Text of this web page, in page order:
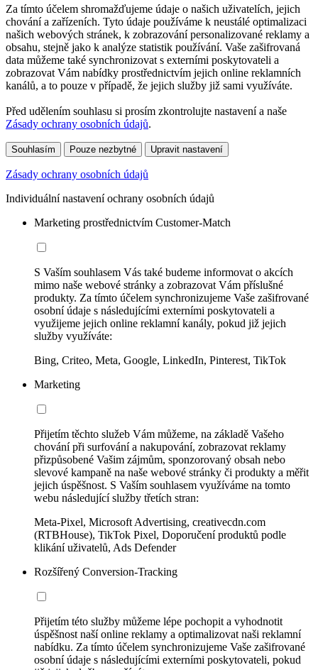
Za tímto účelem shromažďujeme údaje o našich uživatelích, jejich
chování a zařízeních. Tyto údaje používáme k neustálé optimalizaci
našich webových stránek, k zobrazování personalizované reklamy a
obsahu, stejně jako k analýze statistik používání. Vaše zašifrovaná
data můžeme také synchronizovat s externími poskytovateli a
zobrazovat Vám nabídky prostřednictvím jejich online reklamních
kanálů, a to pouze v případě, že jejich služby již sami využíváte.
Před udělením souhlasu si prosím zkontrolujte nastavení a naše
Zásady ochrany osobních údajů.
Souhlasím Pouze nezbytné Upravit nastavení
Zásady ochrany osobních údajů
Individuální nastavení ochrany osobních údajů
Marketing prostřednictvím Customer-Match
S Vaším souhlasem Vás také budeme informovat o akcích
mimo naše webové stránky a zobrazovat Vám příslušné
produkty. Za tímto účelem synchronizujeme Vaše zašifrované
osobní údaje s následujícími externími poskytovateli a
využijeme jejich online reklamní kanály, pokud již jejich
služby využíváte:
Bing, Criteo, Meta, Google, LinkedIn, Pinterest, TikTok
Marketing
Přijetím těchto služeb Vám můžeme, na základě Vašeho
chování při surfování a nakupování, zobrazovat reklamy
přizpůsobené Vašim zájmům, sponzorovaný obsah nebo
slevové kampaně na naše webové stránky či produkty a měřit
jejich úspěšnost. S Vaším souhlasem využíváme na tomto
webu následující služby třetích stran:
Meta-Pixel, Microsoft Advertising, creativecdn.com
(RTBHouse), TikTok Pixel, Doporučení produktů podle
klikání uživatelů, Ads Defender
Rozšířený Conversion-Tracking
Přijetím této služby můžeme lépe pochopit a vyhodnotit
úspěšnost naší online reklamy a optimalizovat naši reklamní
nabídku. Za tímto účelem synchronizujeme Vaše zašifrované
osobní údaje s následujícími externími poskytovateli, pokud